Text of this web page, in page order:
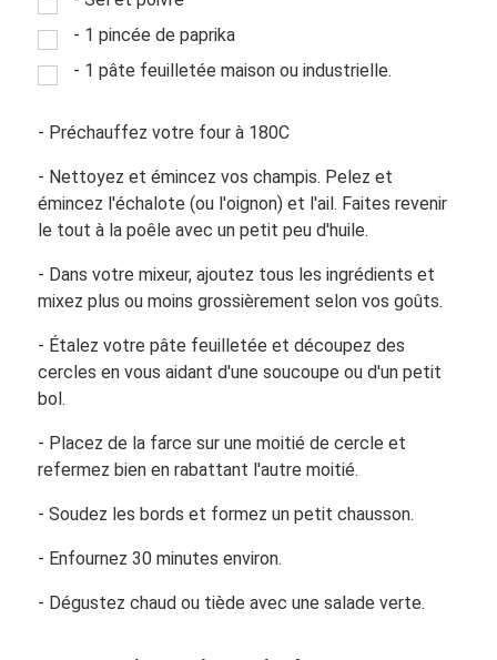
- 1 pincée de paprika
- 1 pâte feuilletée maison ou industrielle.
- Préchauffez votre four à 180C
- Nettoyez et émincez vos champis. Pelez et
émincez l'échalote (ou l'oignon) et l'ail. Faites revenir
le tout à la poêle avec un petit peu d'huile.
- Dans votre mixeur, ajoutez tous les ingrédients et
mixez plus ou moins grossièrement selon vos goûts.
- Étalez votre pâte feuilletée et découpez des
cercles en vous aidant d'une soucoupe ou d'un petit
bol.
- Placez de la farce sur une moitié de cercle et
refermez bien en rabattant l'autre moitié.
- Soudez les bords et formez un petit chausson.
- Enfournez 30 minutes environ.
- Dégustez chaud ou tiède avec une salade verte.